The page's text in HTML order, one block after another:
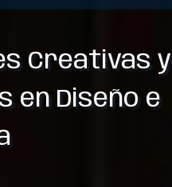
Creativas y
en Diseño e